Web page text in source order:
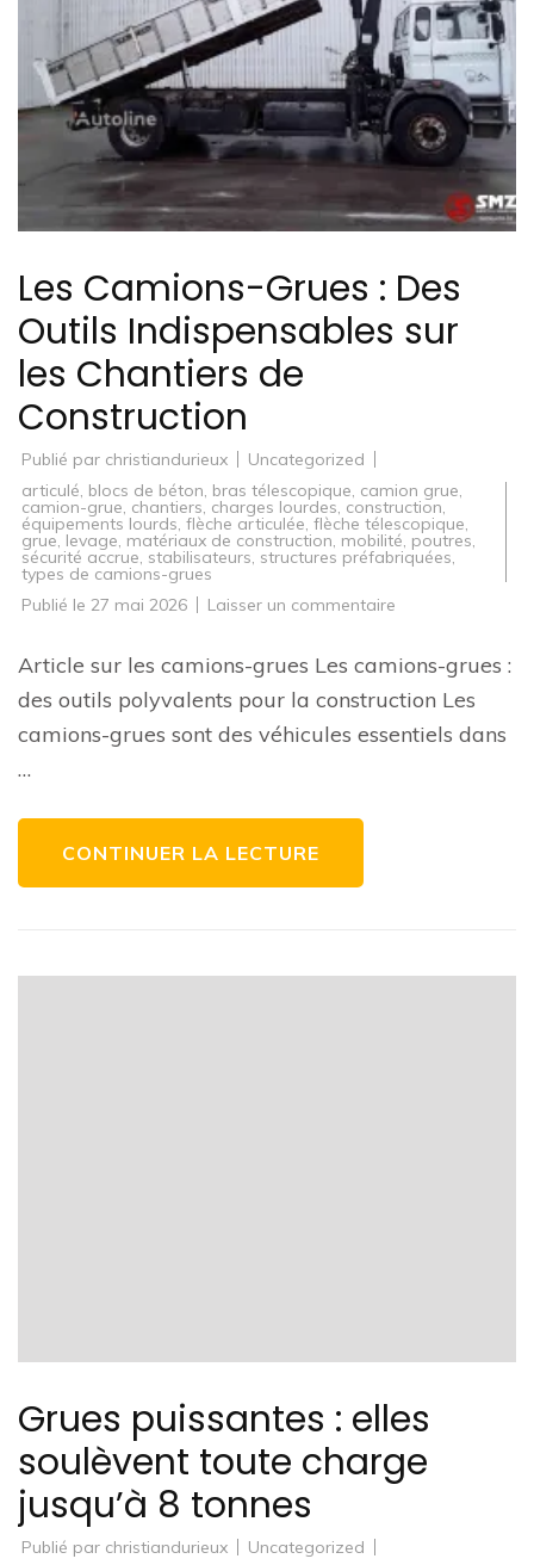
Les Camions-Grues : Des
Outils Indispensables sur
les Chantiers de
Construction
Publié par christiandurieux
Uncategorized
articulé, blocs de béton, bras télescopique, camion grue,
camion-grue, chantiers, charges lourdes, construction,
équipements lourds, flèche articulée, flèche télescopique,
grue, levage, matériaux de construction, mobilité, poutres,
sécurité accrue, stabilisateurs, structures préfabriquées,
types de camions-grues
Publié le 27 mai 2026 Laisser un commentaire
Grues
:
Outils
sur
Article sur les camions-grues Les camions-grues :
des outils polyvalents pour la construction Les
camions-grues sont des véhicules essentiels dans
…
CONTINUER LA LECTURE
Grues puissantes : elles
soulèvent toute charge
jusqu’à 8 tonnes
Publié par christiandurieux
Uncategorized